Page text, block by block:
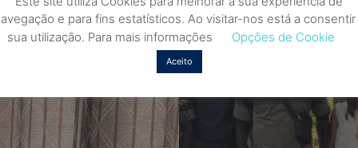
e para fins estatísticos. Ao visitar-nos está a consentir
sua utilização. Para mais informações
Opções de Cookie
Aceito